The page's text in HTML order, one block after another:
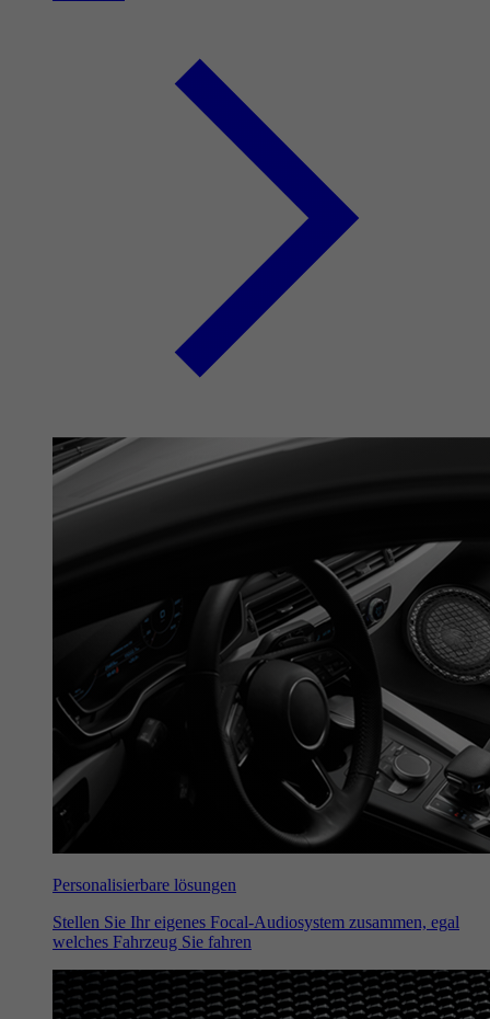
Personalisierbare lösungen
Stellen Sie Ihr eigenes Focal-Audiosystem zusammen, egal
welches Fahrzeug Sie fahren